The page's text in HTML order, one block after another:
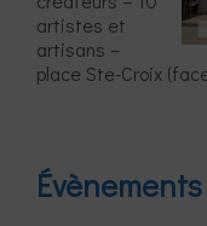
artistes et
artisans –
place Ste-Croix